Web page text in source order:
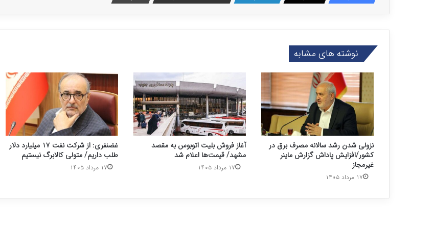
نوشته های مشابه
غضنفری: از شرکت نفت ۱۷ میلیارد دلار
طلب داریم/ متولی کالابرگ نیستیم
۱۷ مرداد ۱۴۰۵
آغاز فروش بلیت اتوبوس به مقصد
مشهد/ قیمت‌ها اعلام شد
۱۷ مرداد ۱۴۰۵
نزولی شدن رشد سالانه مصرف برق در
کشور/افزایش پاداش گزارش ماینر
غیرمجاز
۱۷ مرداد ۱۴۰۵